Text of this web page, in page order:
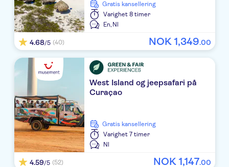
Gratis kansellering
Varighet 8 timer
En,Nl
4.68/5 (40) NOK 1,349.00
West Island og jeepsafari på
Curaçao
Gratis kansellering
Varighet 7 timer
Nl
4.59/5 (52) NOK 1,147.00